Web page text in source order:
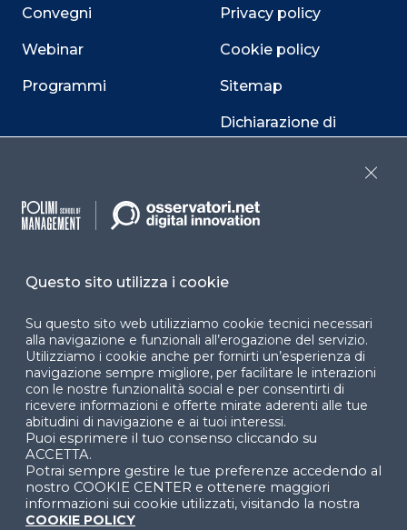
Convegni
Webinar
Programmi
Privacy policy
Cookie policy
Sitemap
Dichiarazione di
Facebook LinkedIn
YouTube X
© 2024 Copyright © Politecnico di Milano Dipartimento
di Ingegneria Gestionale
Questo sito utilizza i cookie
Su questo sito web utilizziamo cookie tecnici necessari
alla navigazione e funzionali all’erogazione del servizio.
Utilizziamo i cookie anche per fornirti un’esperienza di
navigazione sempre migliore, per facilitare le interazioni
con le nostre funzionalità social e per consentirti di
ricevere informazioni e offerte mirate aderenti alle tue
abitudini di navigazione e ai tuoi interessi.
Puoi esprimere il tuo consenso cliccando su
ACCETTA.
Potrai sempre gestire le tue preferenze accedendo al
nostro COOKIE CENTER e ottenere maggiori
informazioni sui cookie utilizzati, visitando la nostra
COOKIE POLICY